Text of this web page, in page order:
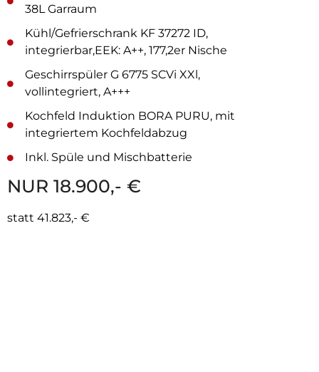
38L Garraum
Kühl/Gefrierschrank KF 37272 ID,
integrierbar,EEK: A++, 177,2er Nische
Geschirrspüler G 6775 SCVi XXl,
vollintegriert, A+++
Kochfeld Induktion BORA PURU, mit
integriertem Kochfeldabzug
Inkl. Spüle und Mischbatterie
NUR 18.900,- €
statt 41.823,- €